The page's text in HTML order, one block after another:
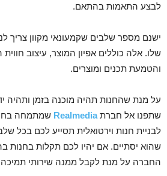
לבצע התאמות בהתאם.
ישנם מספר שלבים שקמעונאי מקוון צריך
שלו. אלה כוללים אפיון המוצר, עיצוב
והטמעת תכנים ומוצרים.
על מנת שהחנות תהיה מוכנה בזמן ותהיה
שתפנו אל חברת Realmedia שמתמחה
לבניית חנות וירטואלית תסייע לכם בכל
שהוא יסתיים. אם יהיו לכם תקלות בחנות
החברה על מנת לקבל ממנה שירותי תמיכה